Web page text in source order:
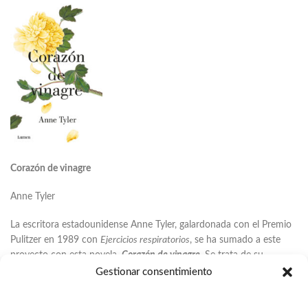
Gestionar consentimiento
Corazón de vinagre
Anne Tyler
La escritora estadounidense Anne Tyler, galardonada con el Premio
Pulitzer en 1989 con Ejercicios respiratorios, se ha sumado a este
proyecto con esta novela, Corazón de vinagre . Se trata de su
n o revisión de La fierecilla domada